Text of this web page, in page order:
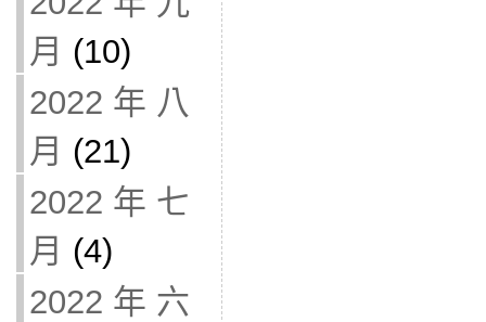
月 (10)
2022 年 八
月 (21)
2022 年 七
月 (4)
2022 年 六